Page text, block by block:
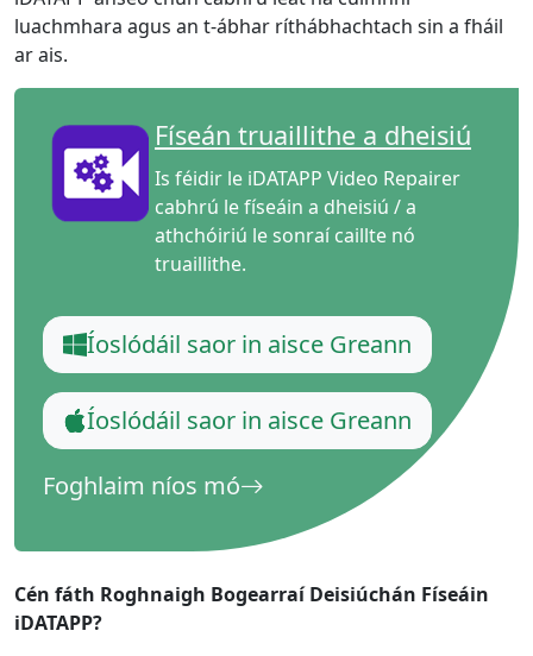
luachmhara agus an t-ábhar ríthábhachtach sin a fháil
ar ais.
Físeán truaillithe a dheisiú
Is féidir le iDATAPP Video Repairer
cabhrú le físeáin a dheisiú / a
athchóiriú le sonraí caillte nó
truaillithe.
Íoslódáil saor in aisce Greann
Íoslódáil saor in aisce Greann
Foghlaim níos mó
Cén fáth Roghnaigh Bogearraí Deisiúchán Físeáin
iDATAPP?